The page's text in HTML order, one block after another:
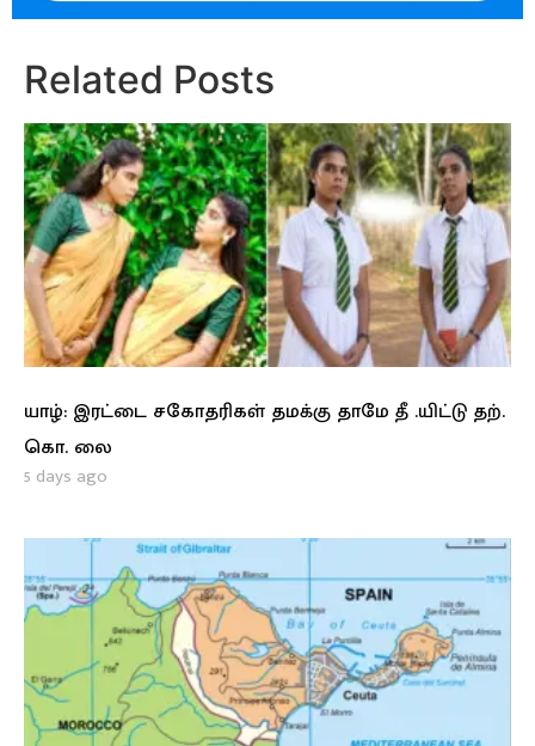
Related Posts
யாழ்: இரட்டை சகோதரிகள் தமக்கு தாமே தீ .யிட்டு தற்.
கொ. லை
5 days ago